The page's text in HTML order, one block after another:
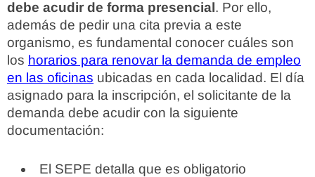
debe acudir de forma presencial. Por ello,
además de pedir una cita previa a este
organismo, es fundamental conocer cuáles son
los horarios para renovar la demanda de empleo
en las oficinas ubicadas en cada localidad. El día
asignado para la inscripción, el solicitante de la
demanda debe acudir con la siguiente
documentación:
El SEPE detalla que es obligatorio